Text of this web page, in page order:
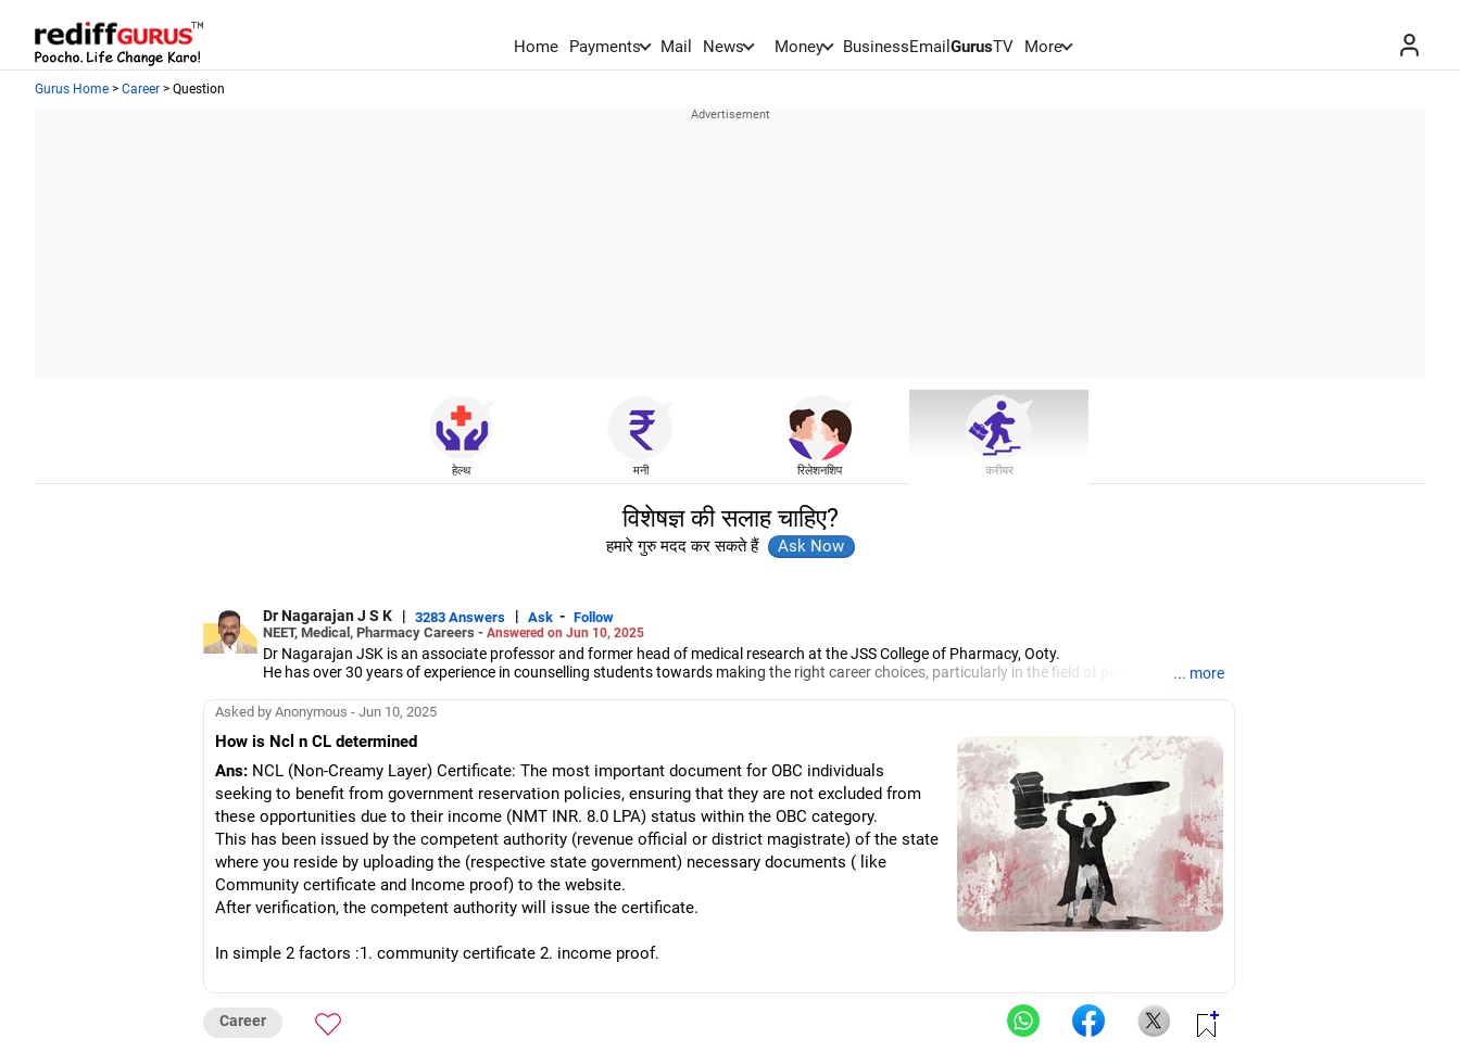
Home Payments Mail News Money BusinessEmail GurusTV More
Gurus Home > Career > Question
हेल्थ मनी रिलेशनशिप करीयर
विशेषज्ञ की सलाह चाहिए?
हमारे गुरु मदद कर सकते हैं
Dr Nagarajan J S K | 3283 Answers | Ask - Follow
NEET, Medical, Pharmacy Careers - Answered on Jun 10, 2025
Dr Nagarajan JSK is an associate professor and former head of medical research at the JSS College of Pharmacy, Ooty.
He has over 30 years of experience in counselling students towards making the right career choices, particularly in the field of pharmacy.
Dr Nagarajan holds a PhD in pharmaceutical sciences from the JSS Academy of Higher Education And Research, Mysore, and is currently guiding
... more
Asked by Anonymous - Jun 10, 2025
How is Ncl n CL determined
Ans: NCL (Non-Creamy Layer) Certificate: The most important document for OBC individuals
seeking to benefit from government reservation policies, ensuring that they are not excluded from
these opportunities due to their income (NMT INR. 8.0 LPA) status within the OBC category.
This has been issued by the competent authority (revenue official or district magistrate) of the state
where you reside by uploading the (respective state government) necessary documents ( like
Community certificate and Income proof) to the website.
After verification, the competent authority will issue the certificate.
In simple 2 factors :1. community certificate 2. income proof.
Career